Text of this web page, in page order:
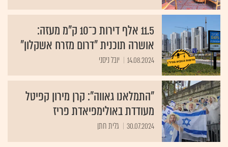
11.5 אלף דירות כ־10 ק"מ מעזה:
אושרה תוכנית "דרום מזרח אשקלון"
14.08.2024 יובל ניסני
"התמלאנו גאווה": קרן מירון קפיטל
מעודדת באולימפיאדת פריז
30.07.2024 גלית חתן